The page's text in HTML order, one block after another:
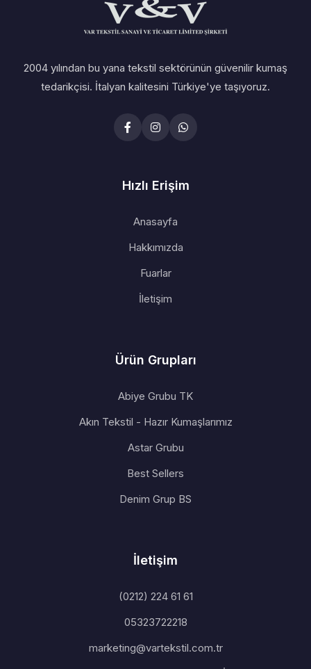
2004 yılından bu yana tekstil sektörünün güvenilir kumaş
tedarikçisi. İtalyan kalitesini Türkiye'ye taşıyoruz.
Hızlı Erişim
Anasayfa
Hakkımızda
Fuarlar
İletişim
Ürün Grupları
Abiye Grubu TK
Akın Tekstil - Hazır Kumaşlarımız
Astar Grubu
Best Sellers
Denim Grup BS
İletişim
(0212) 224 61 61
05323722218
marketing@vartekstil.com.tr